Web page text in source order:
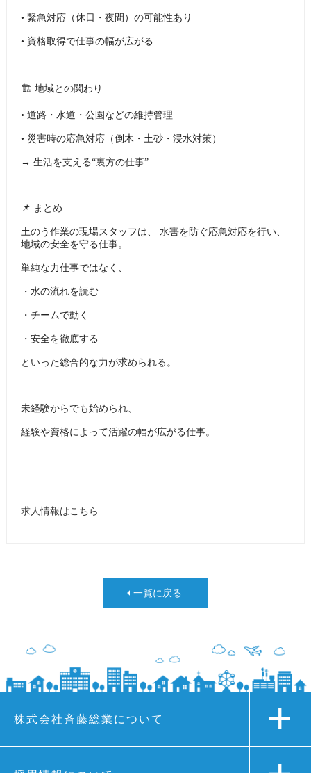
• 緊急対応（休日・夜間）の可能性あり
• 資格取得で仕事の幅が広がる
🏗 地域との関わり
• 道路・水道・公園などの維持管理
• 災害時の応急対応（倒木・土砂・浸水対策）
→ 生活を支える“裏方の仕事”
📌 まとめ
土のう作業の現場スタッフは、 水害を防ぐ応急対応を行い、
地域の安全を守る仕事。
単純な力仕事ではなく、
・水の流れを読む
・チームで動く
・安全を徹底する
といった総合的な力が求められる。
未経験からでも始められ、
経験や資格によって活躍の幅が広がる仕事。
求人情報はこちら
一覧に戻る
株式会社斉藤総業について